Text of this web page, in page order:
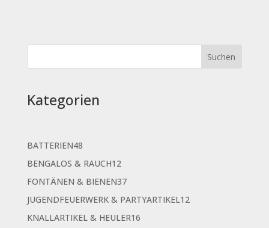
Kategorien
BATTERIEN4848
Produkte
BENGALOS & RAUCH1212
Produkte
FONTÄNEN & BIENEN3737
Produkte
JUGENDFEUERWERK & PARTYARTIKEL1212
KNALLARTIKEL & HEULER1616